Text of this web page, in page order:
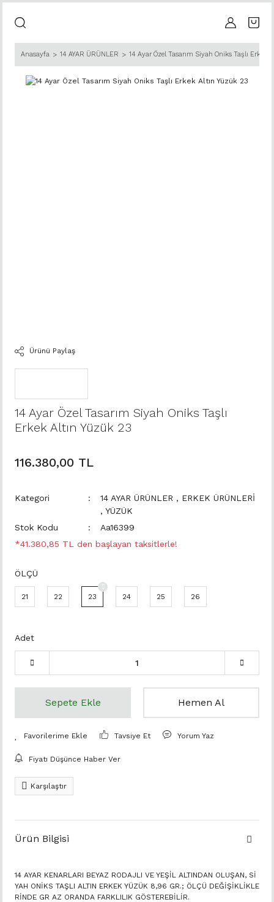
Anasayfa 14 AYAR ÜRÜNLER 14 Ayar Özel Tasarım Siyah Oniks Taşlı Erkek
Ürünü Paylaş
14 Ayar Özel Tasarım Siyah Oniks Taşlı
Erkek Altın Yüzük 23
116.380,00 TL
Kategori 14 AYAR ÜRÜNLER , ERKEK ÜRÜNLERİ
, YÜZÜK
Stok Kodu
Aa16399
*41.380,85 TL den başlayan taksitlerle!
ÖLÇÜ
21 22 23 24 25 26
Adet
Sepete Ekle Hemen Al
Tavsiye Et Yorum Yaz
Fiyatı Düşünce Haber Ver
Karşılaştır
Ürün Bilgisi
14 AYAR KENARLARI BEYAZ RODAJLI VE YEŞİL ALTINDAN OLUŞAN, Sİ
YAH ONİKS TAŞLI ALTIN ERKEK YÜZÜK 8,96 GR.; ÖLÇÜ DEĞİŞİKLİKLE
RİNDE GR AZ ORANDA FARKLILIK GÖSTEREBİLİR.